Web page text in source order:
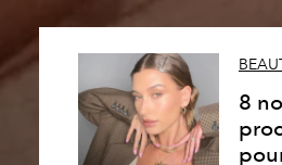
8